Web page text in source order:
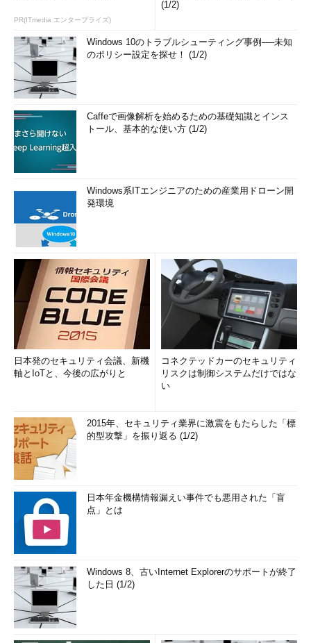
PR(ITmedia エンタープライズ)
(1/2)
Windows 10のトラブルシューティング事例──未知
のポリシー設定を探せ！ (1/2)
Caffeで画像解析を始めるための基礎知識とインス
トール、基本的な使い方 (1/2)
Windows系ITエンジニアのための産業用ドローン開
発環境
日本発のセキュリティ会議、新機
軸とIoTと、今後の広がりと
コネクテッドカーのセキュリティ
リスクは制御システムだけではな
い
2015年、セキュリティ業界に激震をもたらした「標
的型攻撃」を振り返る (1/2)
日本年金機構情報漏えい事件でも悪用された「盲
点」とは
Windows 8、古いInternet Explorerのサポートが終了
した日 (1/2)